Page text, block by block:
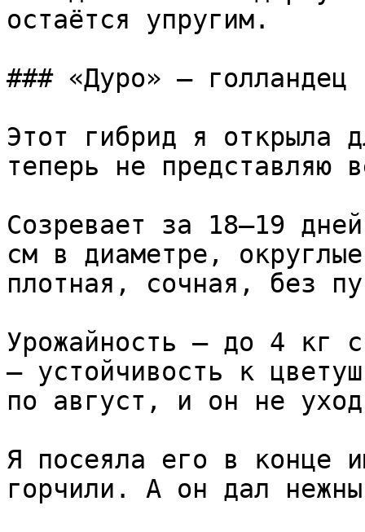
остаётся упругим.
### «Дуро» — голландец
Этот гибрид я открыла
теперь не представляю
Созревает за 18–19
см в диаметре,
плотная, сочная, без
Урожайность — до 4 кг
— устойчивость к
по август, и он не
Я посеяла его в конце
горчили. А он дал